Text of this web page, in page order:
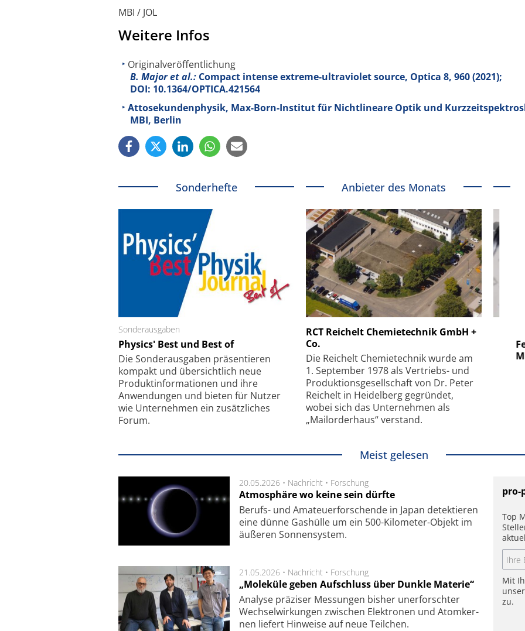
MBI / JOL
Weitere Infos
Originalveröffentlichung
B. Major et al.: Compact intense extreme-ultraviolet source, Optica 8, 960 (2021);
DOI: 10.1364/OPTICA.421564
Attosekundenphysik, Max-Born-Institut für Nichtlineare Optik und
MBI, Berlin
Sonderhefte
Sonderausgaben
Physics' Best und Best of
Die Sonder­ausgaben präsentieren
kompakt und übersichtlich neue
Produkt­informationen und ihre
Anwendungen und bieten für Nutzer
wie Unternehmen ein zusätzliches
Forum.
Anbieter des Monats
RCT Reichelt Chemietechnik GmbH +
Co.
Die Reichelt Chemietechnik wurde am
1. September 1978 als Vertriebs- und
Produktionsgesellschaft von Dr. Peter
Reichelt in Heidelberg gegründet,
wobei sich das Unternehmen als
„Mailorderhaus“ verstand.
Faserkoppler mit Super-
Feinfokussierungsmechanismus
SmarAct GmbH
kleinstem Raum
Meist gelesen
20.05.2026 • Nachricht • Forschung
Atmosphäre wo keine sein dürfte
Berufs- und Ama­teuer­for­schen­de in Japan de­tek­tie­ren
eine dün­ne Gas­hül­le um ein 500-Kilo­meter-Objekt im
äu­ße­ren Son­nen­sys­tem.
21.05.2026 • Nachricht • Forschung
„Moleküle geben Aufschluss über Dunkle Materie“
Analyse prä­zi­ser Mes­sung­en bis­her un­er­for­schter
Wech­sel­wir­kung­en zwi­schen Elek­tro­nen und Atom­ker­
nen lie­fert Hin­wei­se auf neue Teil­chen.
pro-
Top
Mit
zu.